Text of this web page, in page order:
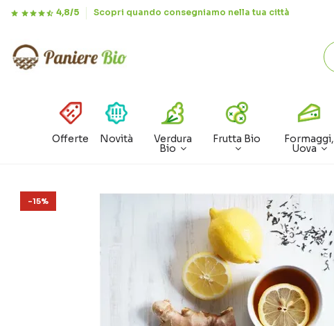
4,8/5 Scopri quando consegniamo nella tua città
Offerte Novità Verdura
Bio
Frutta Bio Formaggi,
Uova
-15%